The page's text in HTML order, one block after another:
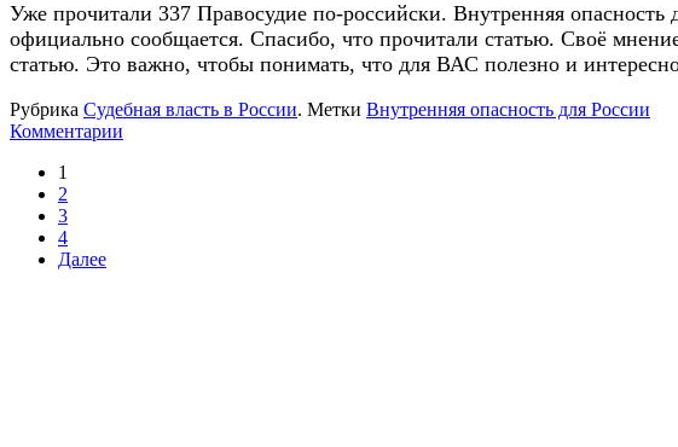
Уже прочитали 337 Правосудие по-российски. Внутренняя
официально сообщается. Спасибо, что прочитали статью. Своё
статью. Это важно, чтобы понимать, что для ВАС полезно и
Рубрика Судебная власть в России. Метки Внутренняя опасность для России
Комментарии
1
2
3
4
Далее